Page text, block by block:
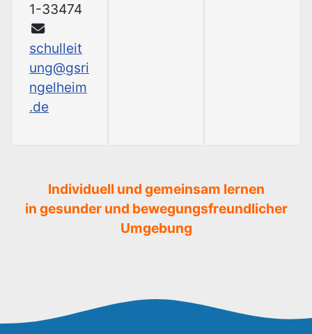
1-33474
schulleit
ung@gsri
ngelheim
.de
Individuell und gemeinsam lernen
in gesunder und bewegungsfreundlicher
Umgebung